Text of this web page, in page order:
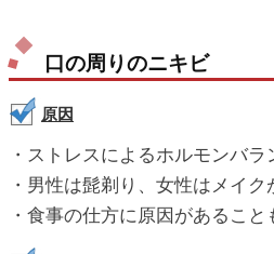
口の周りのニキビ
原因
・ストレスによるホルモンバラ
・男性は髭剃り、女性はメイク
・食事の仕方に原因があること